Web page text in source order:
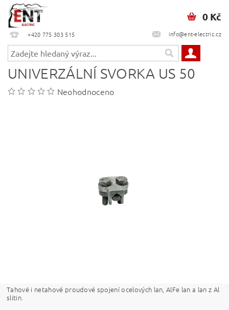
+420 775 303 515 info@ent-electric.cz
0 Kč
UNIVERZÁLNÍ SVORKA US 50
Neohodnoceno
Tahové i netahové proudové spojení ocelových lan, AlFe lan a lan z Al
slitin.